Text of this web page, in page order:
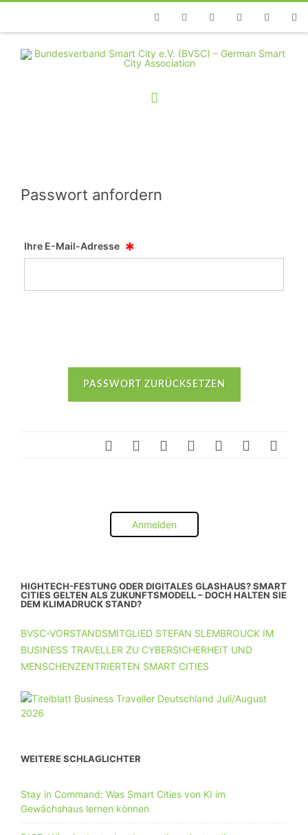
TelefonFacebookTwitterYoutubeInstagramLinkedin
Passwort anfordern
Ihre E-Mail-Adresse *
Anmelden
HIGHTECH-FESTUNG ODER DIGITALES GLASHAUS? SMART
CITIES GELTEN ALS ZUKUNFTSMODELL – DOCH HALTEN SIE
DEM KLIMADRUCK STAND?
BVSC-VORSTANDSMITGLIED STEFAN SLEMBROUCK IM
BUSINESS TRAVELLER ZU CYBERSICHERHEIT UND
MENSCHENZENTRIERTEN SMART CITIES
WEITERE SCHLAGLICHTER
Stay in Command: Was Smart Cities von KI im
Gewächshaus lernen können